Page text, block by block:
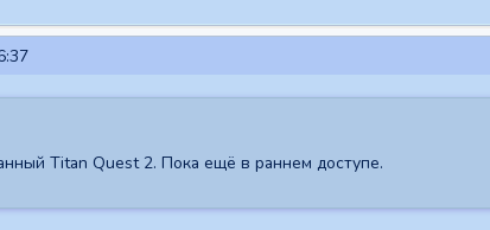
Titan Quest 2. Пока ещё в раннем доступе.